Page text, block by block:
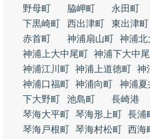
野母町
脇岬町 永田町
下黒崎町
西出津町 東出津町
赤首町
神浦扇山町 神浦北
神浦上大中尾町 神浦下大中
神浦江川町 神浦上道徳町 神
神浦口福町 神浦向町 神浦夏
下大野町
池島町 長崎港
琴海大平町 琴海形上町 長浦
琴海戸根町 琴海村松町 西海